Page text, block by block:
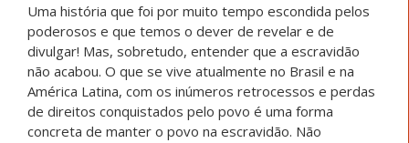
Uma história que foi por muito tempo escondida pelos
poderosos e que temos o dever de revelar e de
divulgar! Mas, sobretudo, entender que a escravidão
não acabou. O que se vive atualmente no Brasil e na
América Latina, com os inúmeros retrocessos e perdas
de direitos conquistados pelo povo é uma forma
concreta de manter o povo na escravidão. Não